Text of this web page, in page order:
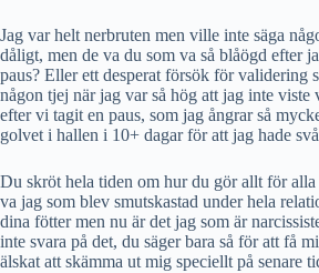
Jag var helt nerbruten men ville inte säga
dåligt, men de va du som va så blåögd efter
paus? Eller ett desperat försök för validering
någon tjej när jag var så hög att jag inte viste
efter vi tagit en paus, som jag ångrar så
golvet i hallen i 10+ dagar för att jag hade
Du skröt hela tiden om hur du gör allt för
va jag som blev smutskastad under hela
dina fötter men nu är det jag som är
inte svara på det, du säger bara så för att få
älskat att skämma ut mig speciellt på senare